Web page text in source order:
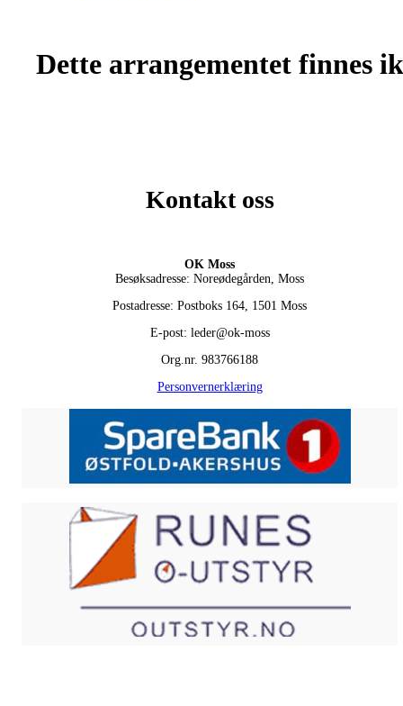
Dette arrangementet finnes
Kontakt oss
OK Moss
Besøksadresse: Noreødegården, Moss
Postadresse: Postboks 164, 1501 Moss
E-post: leder@ok-moss
Org.nr. 983766188
Personvernerklæring